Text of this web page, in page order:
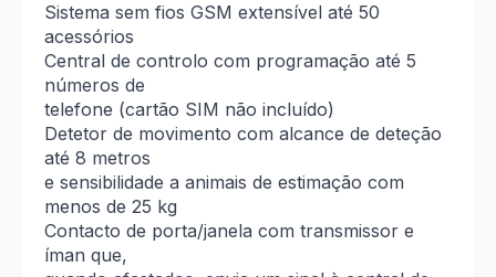
Sistema sem fios GSM extensível até 50
acessórios
Central de controlo com programação até 5
números de
telefone (cartão SIM não incluído)
Detetor de movimento com alcance de deteção
até 8 metros
e sensibilidade a animais de estimação com
menos de 25 kg
Contacto de porta/janela com transmissor e
íman que,